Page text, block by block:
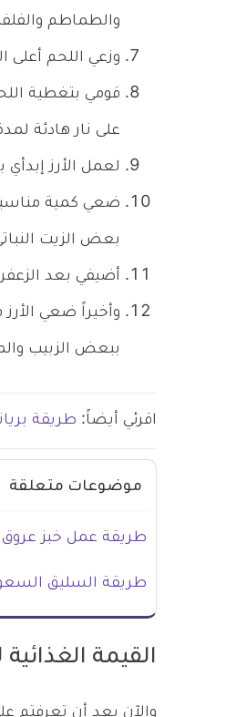
والطماطم
وزعي اللحم
قومي بتغطية
على نار هادئة
لعمل الأرز
ضعي كمية مناسبة
بعض الزيت
أضيفي بعد
وأخيراً ضعي
ببعض الزبيب
اقرئي أيضاً: طريقة
موضوعات متعلقة
طريقة عمل خبز
طريقة السليق
القيمة الغذائية
والآن بعد أن تعرفتم